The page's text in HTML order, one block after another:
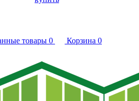
товары 0 Корзина 0